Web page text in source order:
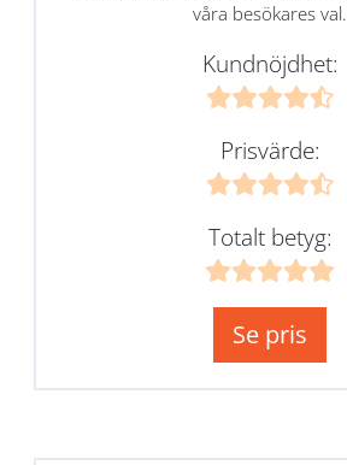
våra besökares val.
Kundnöjdhet:
Prisvärde:
Totalt betyg:
Se pris